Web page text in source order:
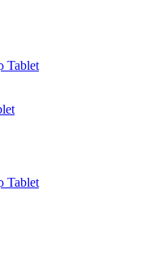
Tablet
Tablet